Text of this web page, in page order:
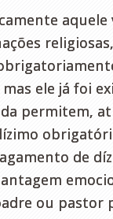
ele já foi
permitem,
de
ou pastor